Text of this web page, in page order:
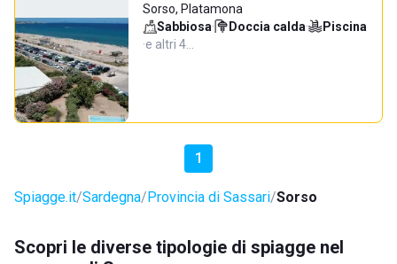
Sorso, Platamona
Sabbiosa· Doccia calda·
Piscina
·e altri 4…
1
Spiagge.it Sardegna Provincia di Sassari Sorso
Scopri le diverse tipologie di spiagge nel